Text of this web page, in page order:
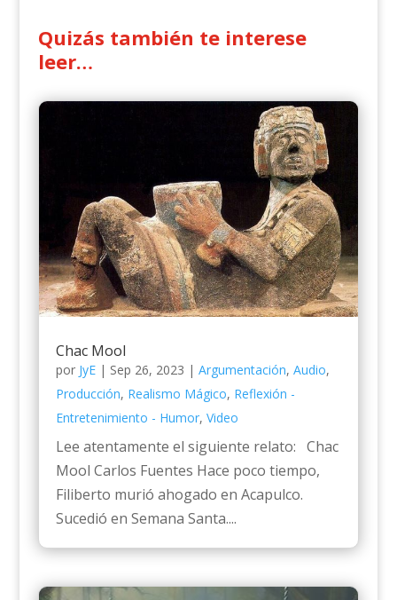
Quizás también te interese
leer…
Chac Mool
por JyE| Sep 26, 2023 | Argumentación, Audio,
Producción, Realismo Mágico, Reflexión -
Entretenimiento - Humor, Video
Lee atentamente el siguiente relato: Chac
Mool Carlos Fuentes Hace poco tiempo,
Filiberto murió ahogado en Acapulco.
Sucedió en Semana Santa....